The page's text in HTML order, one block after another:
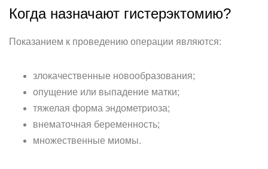
Когда назначают гистерэктомию?
Показанием к проведению операции являются:
злокачественные новообразования;
опущение или выпадение матки;
тяжелая форма эндометриоза;
внематочная беременность;
множественные миомы.